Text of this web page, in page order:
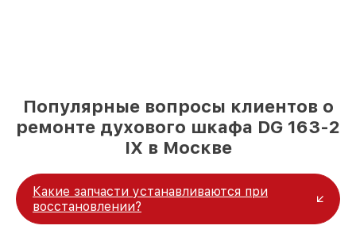
Популярные вопросы клиентов о
ремонте духового шкафа DG 163-2
IX в Москве
Какие запчасти устанавливаются при
восстановлении?